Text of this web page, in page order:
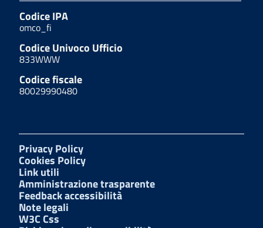
Codice IPA
omco_fi
Codice Univoco Ufficio
833WWW
Codice fiscale
80029990480
Privacy Policy
Cookies Policy
Link utili
Amministrazione trasparente
Feedback accessibilità
Note legali
W3C Css